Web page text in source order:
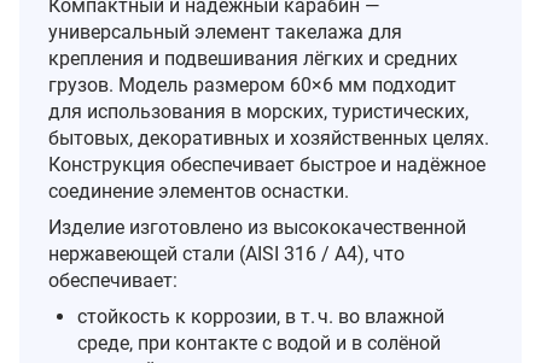
Компактный и надёжный карабин —
универсальный элемент такелажа для
крепления и подвешивания лёгких и средних
грузов. Модель размером 60×6 мм подходит
для использования в морских, туристических,
бытовых, декоративных и хозяйственных целях.
Конструкция обеспечивает быстрое и надёжное
соединение элементов оснастки.
Изделие изготовлено из высококачественной
нержавеющей стали (AISI 316 / A4), что
обеспечивает:
стойкость к коррозии, в т. ч. во влажной
среде, при контакте с водой и в солёной